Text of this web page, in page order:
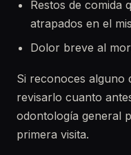
Restos de comida
atrapados en el
Dolor breve al
Si reconoces alguno
revisarlo cuanto
odontología general
primera visita.